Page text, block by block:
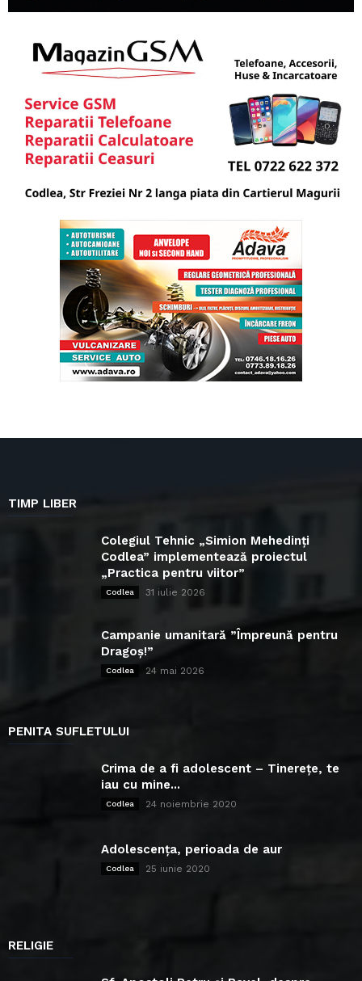
TIMP LIBER
Colegiul Tehnic „Simion Mehedinți
Codlea” implementează proiectul
„Practica pentru viitor”
Codlea 31 iulie 2026
Campanie umanitară ”Împreună pentru
Dragoș!”
Codlea 24 mai 2026
PENITA SUFLETULUI
Crima de a fi adolescent – Tinerețe, te
iau cu mine...
Codlea 24 noiembrie 2020
Adolescența, perioada de aur
Codlea 25 iunie 2020
RELIGIE